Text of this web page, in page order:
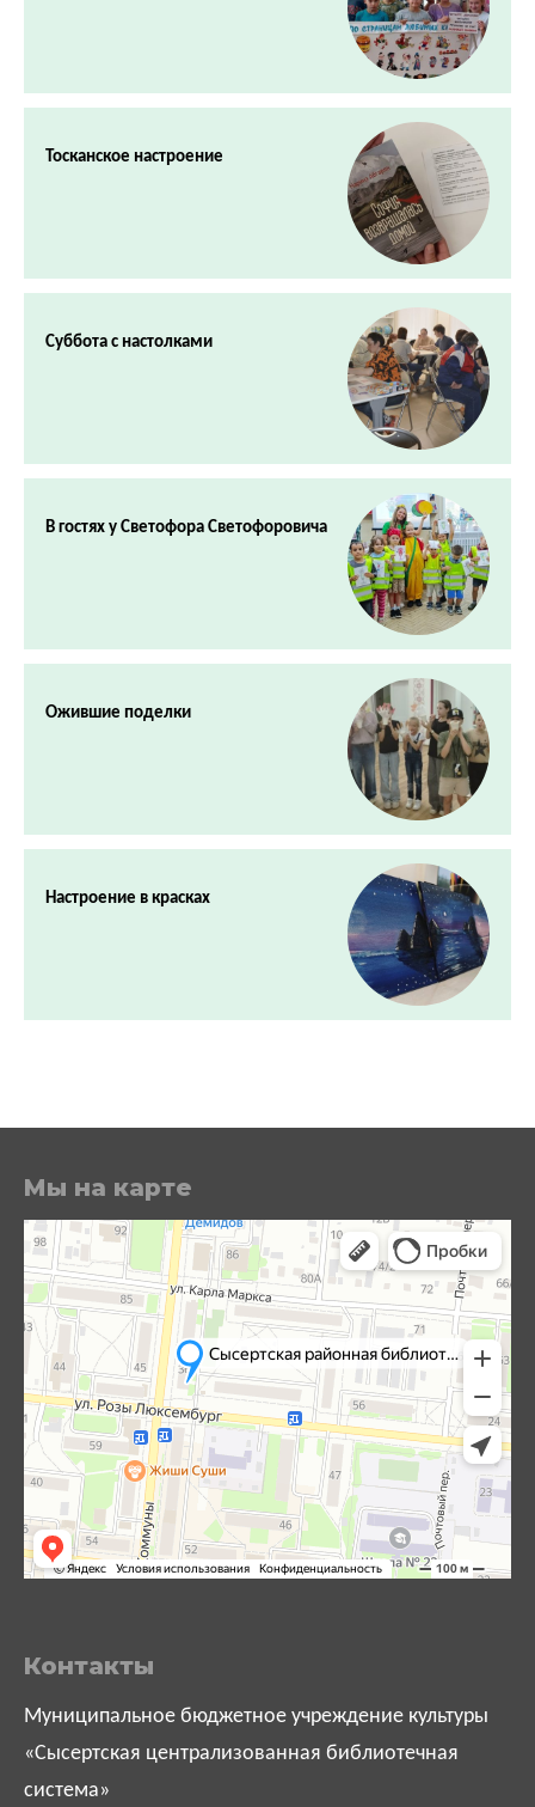
Тосканское настроение
Суббота с настолками
В гостях у Светофора Светофоровича
Ожившие поделки
Настроение в красках
Мы на карте
Контакты
Муниципальное бюджетное учреждение культуры
«Сысертская централизованная библиотечная
система»